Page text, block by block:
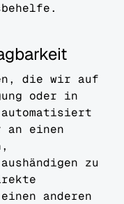
die wir auf
oder in
einen
zu
anderen